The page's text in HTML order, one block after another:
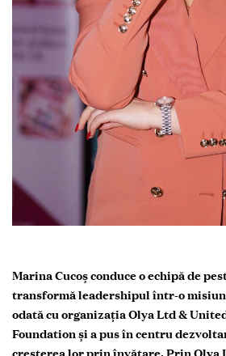
Marina Cucoș conduce o echipă de
transformă leadershipul într-o
odată cu organizația Olya Ltd &
Foundation și a pus în centru